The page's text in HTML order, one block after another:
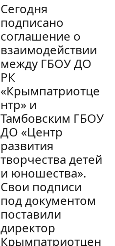
Сегодня
подписано
соглашение о
взаимодействии
между ГБОУ ДО
РК
«Крымпатриотце
нтр» и
Тамбовским ГБОУ
ДО «Центр
развития
творчества детей
и юношества».
Свои подписи
под документом
поставили
директор
Крымпатриотцен